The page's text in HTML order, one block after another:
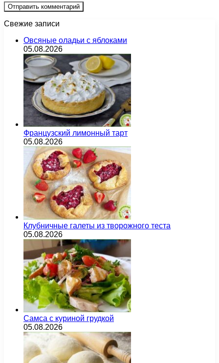
Свежие записи
Овсяные оладьи с яблоками
05.08.2026
Французский лимонный тарт
05.08.2026
Клубничные галеты из творожного теста
05.08.2026
Самса с куриной грудкой
05.08.2026